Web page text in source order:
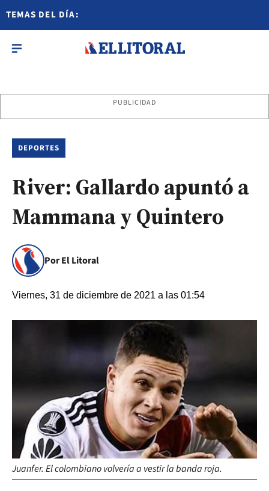
TEMAS DEL DÍA:
PUBLICIDAD
DEPORTES
River: Gallardo apuntó a
Mammana y Quintero
Por El Litoral
Viernes, 31 de diciembre de 2021 a las 01:54
Juanfer. El colombiano volvería a vestir la banda roja.